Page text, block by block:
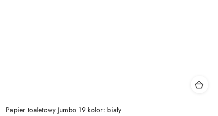
Papier toaletowy Jumbo 19 kolor: biały